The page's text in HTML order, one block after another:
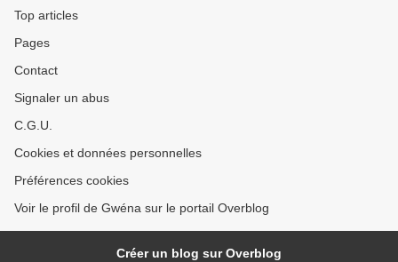
Top articles
Pages
Contact
Signaler un abus
C.G.U.
Cookies et données personnelles
Préférences cookies
Voir le profil de Gwéna sur le portail Overblog
Créer un blog sur Overblog